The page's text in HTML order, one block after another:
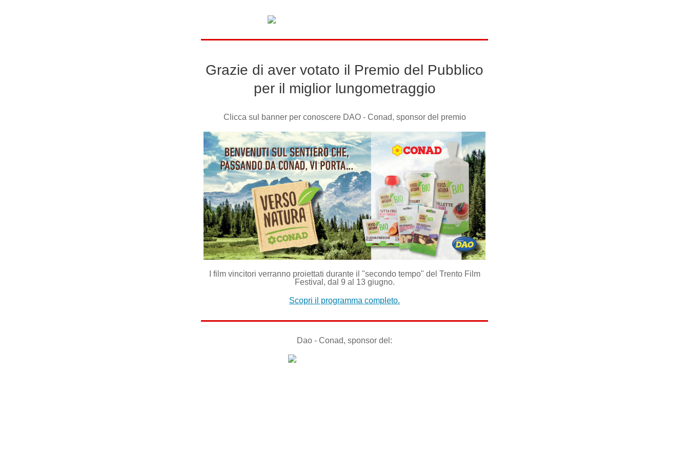
Grazie di aver votato il Premio del Pubblico
per il miglior lungometraggio
Clicca sul banner per conoscere DAO - Conad, sponsor del premio
I film vincitori verranno proiettati durante il "secondo tempo" del Trento Film
Festival, dal 9 al 13 giugno.
Scopri il programma completo.
Dao - Conad, sponsor del: